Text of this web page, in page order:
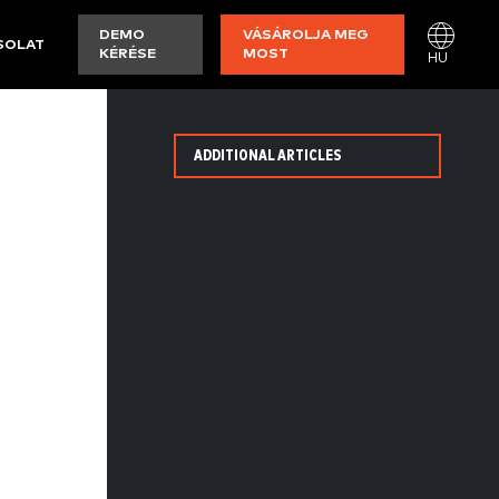
DEMO
KÉRÉSE
VÁSÁROLJA MEG
MOST
HU
ADDITIONAL ARTICLES